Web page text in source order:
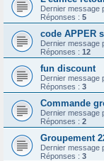
Dernier message
Réponses : 5
code APPER
Dernier message
Réponses : 12
fun discount
Dernier message
Réponses : 3
Commande
Dernier message
Réponses : 2
Groupement
Dernier message
Réponses : 3